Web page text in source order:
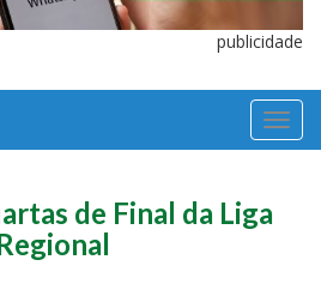
publicidade
de Final da Liga